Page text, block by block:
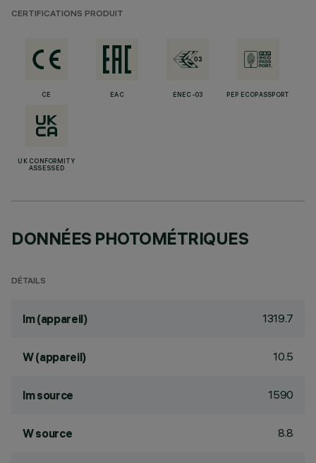
CERTIFICATIONS PRODUIT
CE EAC ENEC-03 PEP ECOPASSPORT
UK CONFORMITY
ASSESSED
DONNÉES PHOTOMÉTRIQUES
DÉTAILS
lm (appareil) 1319.7
W (appareil) 10.5
lm source 1590
W source 8.8